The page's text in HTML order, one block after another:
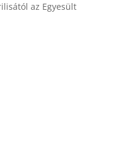
az Egyesült